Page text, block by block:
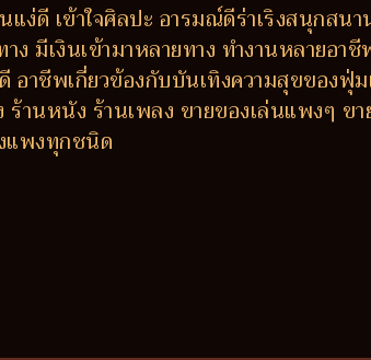
ง่ดี เข้าใจศิลปะ อารมณ์ดีร่าเริงสนุกสน
มีเงินเข้ามาหลายทาง ทำงานหลายอาชี
อาชีพเกี่ยวข้องกับบันเทิงความสุขของฟุ่
ร้านหนัง ร้านเพลง ขายของเล่นแพงๆ ข
แพงทุกชนิด